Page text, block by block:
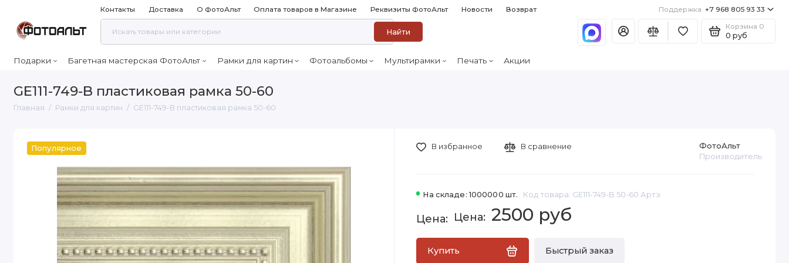
Контакты Доставка О ФотоАльт Оплата товаров в Магазине Реквизиты ФотоАльт Новости Возврат Поддержка +7 968 805 93 33
Найти
Корзина 0
0 руб
Подарки Багетная мастерская ФотоАльт Рамки для картин Фотоальбомы Мультирамки Печать Акции
GE111-749-B пластиковая рамка 50-60
Главная Рамки для картин GE111-749-B пластиковая рамка 50-60
Популярное
На складе: 1000000 шт. Код товара: GE111-749-B 50-60 Артэ
ФотоАльт
Производитель
2500 руб
Купить Быстрый заказ
В избранное В сравнение